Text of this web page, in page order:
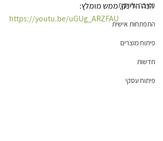
כתיבה שיווקית
התפתחות אישית
פיתוח מוצרים
חדשות
פיתוח עסקי
הנה הלינק, ממש מומלץ:
https://youtu.be/uGUg_ARZFAU